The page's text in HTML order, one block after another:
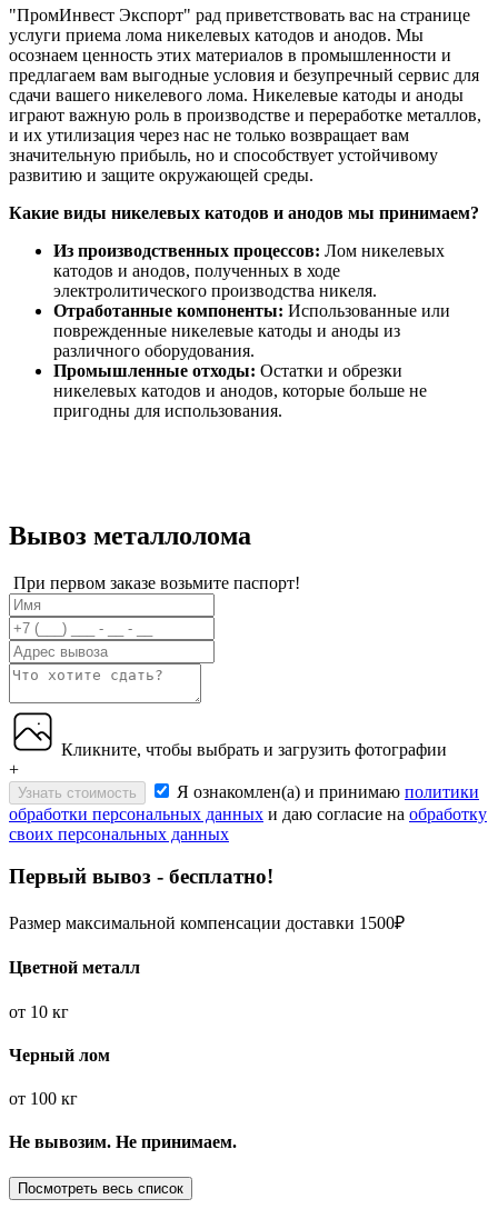
"ПромИнвест Экспорт" рад приветствовать вас на странице
услуги приема лома никелевых катодов и анодов. Мы
осознаем ценность этих материалов в промышленности и
предлагаем вам выгодные условия и безупречный сервис для
сдачи вашего никелевого лома. Никелевые катоды и аноды
играют важную роль в производстве и переработке металлов,
и их утилизация через нас не только возвращает вам
значительную прибыль, но и способствует устойчивому
развитию и защите окружающей среды.
Какие виды никелевых катодов и анодов мы принимаем?
Из производственных процессов: Лом никелевых
катодов и анодов, полученных в ходе
электролитического производства никеля.
Отработанные компоненты: Использованные или
поврежденные никелевые катоды и аноды из
различного оборудования.
Промышленные отходы: Остатки и обрезки
никелевых катодов и анодов, которые больше не
пригодны для использования.
Вывоз металлолома
При первом заказе возьмите паспорт!
Кликните, чтобы выбрать и загрузить фотографии
+
Узнать стоимость Я ознакомлен(а) и принимаю политики
обработки персональных данных и даю согласие на обработку
своих персональных данных
Первый вывоз - бесплатно!
Размер максимальной компенсации доставки 1500₽
Цветной металл
от 10 кг
Черный лом
от 100 кг
Не вывозим. Не принимаем.
Посмотреть весь список